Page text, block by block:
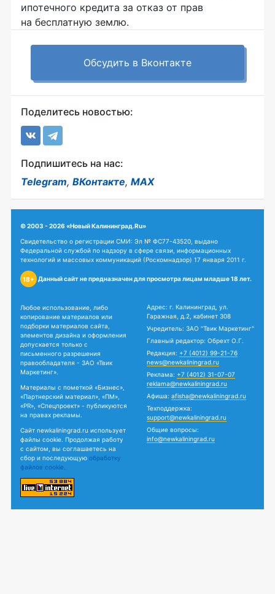
ипотечного кредита за отказ от прав
на бесплатную землю.
Обсудить в Вконтакте
Поделитесь новостью:
Подпишитесь на нас:
Telegram, ВКонтакте, MAX
© 2003 - 2026 «Новый Калининград.Ru»
Свидетельство о регистрации СМИ: Эл № ФС77-43520, выдано
Федеральной службой по надзору в сфере связи, информационных
технологий и массовых коммуникаций (Роскомнадзор) 17 января 2011 г.
18+ Данный сайт не предназначен для просмотра лицам младше 18 лет.
Любое использование, либо
копирование материалов или
подборки материалов сайта,
элементов дизайна и оформления
допускается только с
письменного разрешения
правообладателя - ЗАО «Твик
Маркетинг».
Материалы с пометкой «Бизнес»,
«Партнерский материал», «ПМ»,
«PR», «Спецпроект» - публикуются
на правах рекламы.
Сайт newkaliningrad.ru использует
файлы cookie. Продолжая работу
с сайтом, вы соглашаетесь на
сбор и последующую обработку
файлов cookie.
Адрес: г. Калининград, ул.
Гаражная, д.2, кабинет 308
Учредитель: ЗАО "Твик Маркетинг"
Главный редактор: Обрехт О.Г.
Редакция: +7 (4012) 99-21-76
news@newkaliningrad.ru
Реклама: +7 (4012) 31-07-07
reklama@newkaliningrad.ru
Афиша: afisha@newkaliningrad.ru
Техподдержка:
support@newkaliningrad.ru
Общие вопросы:
info@newkaliningrad.ru